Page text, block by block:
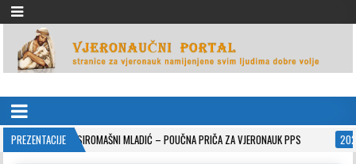
VJERONAUČNI PORTAL
PREZENTACIJE
SIROMAŠNI MLADIĆ – POUČNA PRIČA ZA VJERONAUK PPS 2021-05-02